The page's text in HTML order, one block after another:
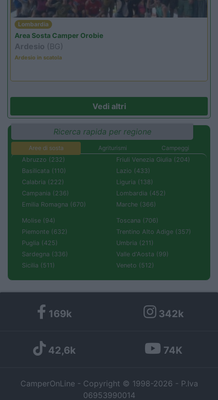
Lombardia
Area Sosta Camper Orobie
Ardesio (BG)
Ardesio in scatola
Vedi altri
Ricerca rapida per regione
Aree di sosta Agriturismi
Campeggi
Abruzzo (232)
Basilicata (110)
Calabria (222)
Campania (236)
Emilia Romagna (670)
Friuli Venezia Giulia (204)
Lazio (433)
Liguria (138)
Lombardia (452)
Marche (366)
Molise (94)
Piemonte (632)
Puglia (425)
Sardegna (336)
Sicilia (511)
Toscana (706)
Trentino Alto Adige (357)
Umbria (211)
Valle d'Aosta (99)
Veneto (512)
169k 342k
42,6k 74K
CamperOnLine - Copyright © 1998-2026 - P.Iva
06953990014